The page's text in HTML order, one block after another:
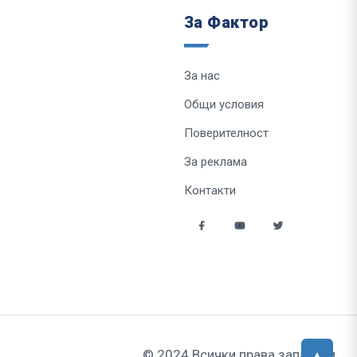
За Фактор
За нас
Общи условия
Поверителност
За реклама
Контакти